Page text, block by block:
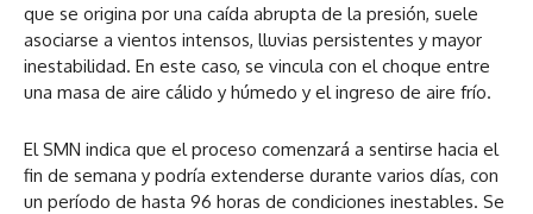
que se origina por una caída abrupta de la presión, suele
asociarse a vientos intensos, lluvias persistentes y mayor
inestabilidad. En este caso, se vincula con el choque entre
una masa de aire cálido y húmedo y el ingreso de aire frío.
El SMN indica que el proceso comenzará a sentirse hacia el
fin de semana y podría extenderse durante varios días, con
un período de hasta 96 horas de condiciones inestables. Se